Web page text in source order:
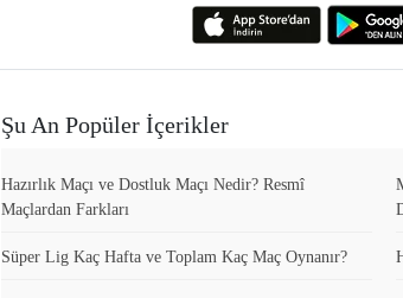
Şu An Popüler İçerikler
Hazırlık Maçı ve Dostluk Maçı Nedir? Resmî
Maçlardan Farkları
Süper Lig Kaç Hafta ve Toplam Kaç Maç Oynanır?